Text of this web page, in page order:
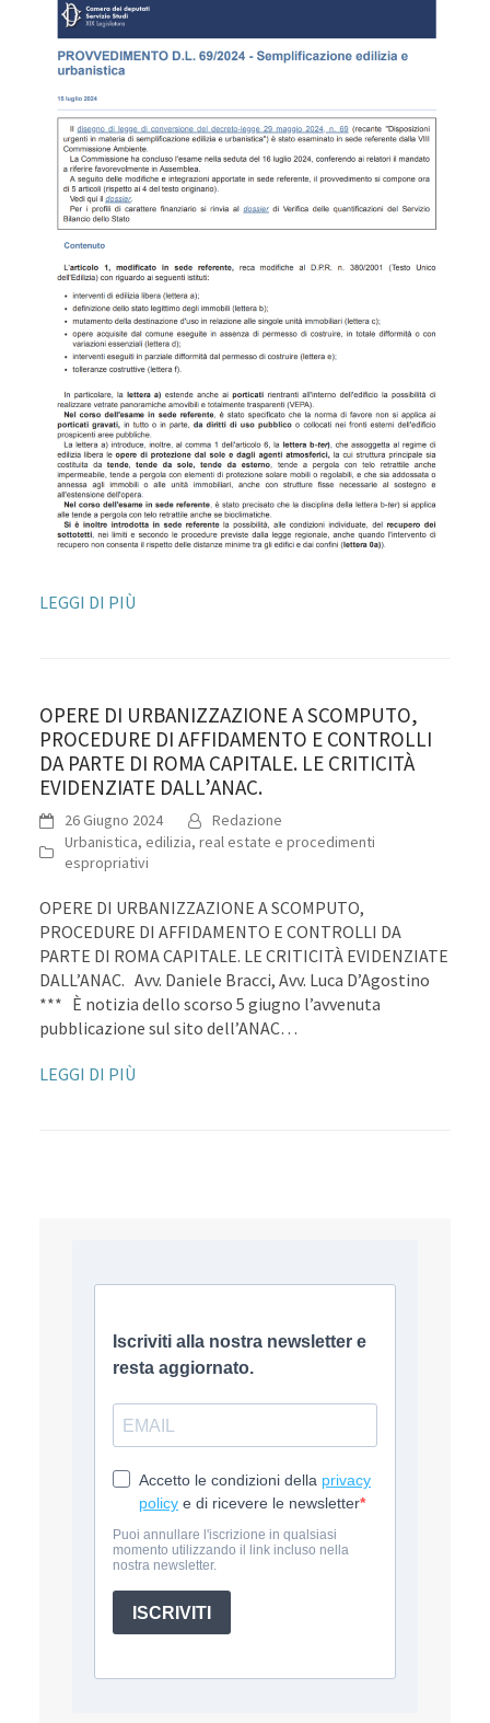
LEGGI DI PIÙ
OPERE DI URBANIZZAZIONE A SCOMPUTO,
PROCEDURE DI AFFIDAMENTO E CONTROLLI
DA PARTE DI ROMA CAPITALE. LE CRITICITÀ
EVIDENZIATE DALL’ANAC.
26 Giugno 2024
Redazione
Urbanistica, edilizia, real estate e procedimenti
espropriativi
OPERE DI URBANIZZAZIONE A SCOMPUTO,
PROCEDURE DI AFFIDAMENTO E CONTROLLI DA
PARTE DI ROMA CAPITALE. LE CRITICITÀ EVIDENZIATE
DALL’ANAC. Avv. Daniele Bracci, Avv. Luca D’Agostino
*** È notizia dello scorso 5 giugno l’avvenuta
pubblicazione sul sito dell’ANAC…
LEGGI DI PIÙ